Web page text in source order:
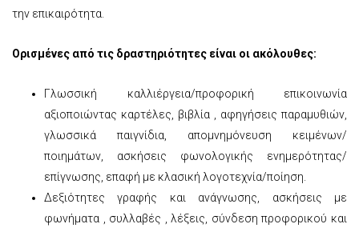
την επικαιρότητα.
Ορισμένες από τις δραστηριότητες είναι οι ακόλουθες:
Γλωσσική καλλιέργεια/προφορική επικοινωνία
αξιοποιώντας καρτέλες, βιβλία , αφηγήσεις παραμυθιών,
γλωσσικά παιγνίδια, απομνημόνευση κειμένων/
ποιημάτων, ασκήσεις φωνολογικής ενημερότητας/
επίγνωσης, επαφή με κλασική λογοτεχνία/ποίηση.
Δεξιότητες γραφής και ανάγνωσης, ασκήσεις με
φωνήματα , συλλαβές , λέξεις, σύνδεση προφορικού και